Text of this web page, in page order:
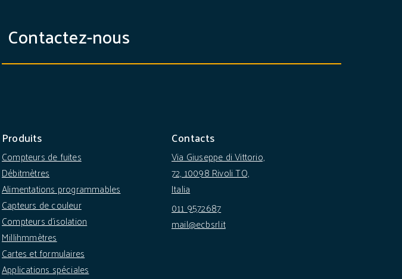
Contactez-nous
Produits
Compteurs de fuites
Débitmètres
Alimentations programmables
Capteurs de couleur
Compteurs d'isolation
Millihmmètres
Cartes et formulaires
Applications spéciales
Contacts
Via Giuseppe di Vittorio,
72, 10098 Rivoli TO,
Italia
011 9572687
mail@ecbsrl.it